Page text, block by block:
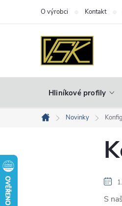
O výrobci Kontakt
Hliníkové profily
Domů
Novinky
S